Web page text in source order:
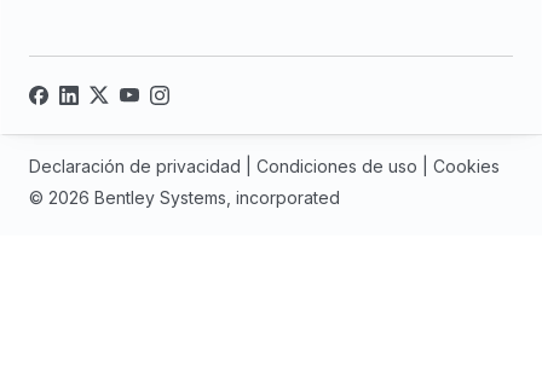
© 2026 Bentley Systems, incorporated
Declaración de privacidad Condiciones de uso Cookies